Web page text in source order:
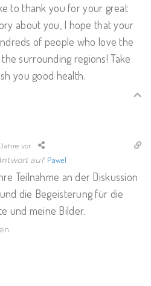
to thank you for your great
about you, I hope that your
of people who love the
surrounding regions! Take
you good health.
vor
auf Pawel
Teilnahme an der Diskussion
die Begeisterung für die
und meine Bilder.